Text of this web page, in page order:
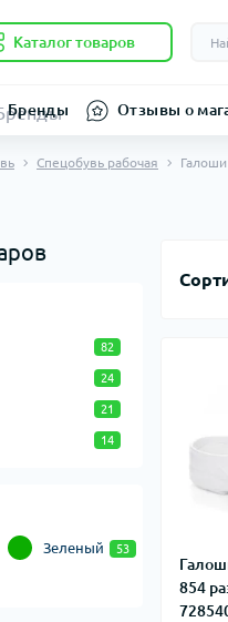
Каталог товаров
Бренды Отзывы о
Спецобувь рабочая Галоши
82
24
21
14
Зеленый 53
854